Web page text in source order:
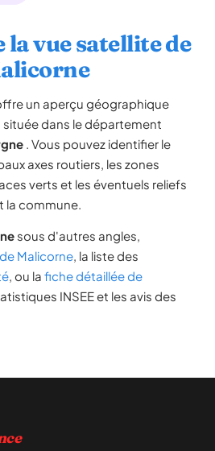
la vue satellite de
un aperçu géographique
située dans le département
. Vous pouvez identifier le
axes routiers, les zones
verts et les éventuels reliefs
la commune.
sous d'autres angles,
Malicorne, la liste des
, ou la fiche détaillée de
INSEE et les avis des